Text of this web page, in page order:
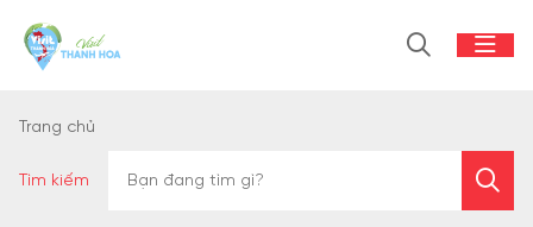
Trang chủ
Tìm kiếm